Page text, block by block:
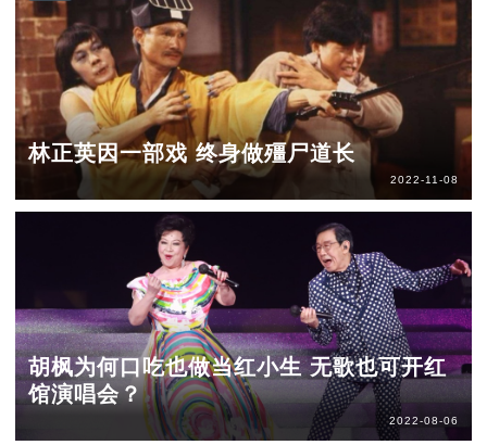
林正英因一部戏 终身做殭尸道长
2022-11-08
胡枫为何口吃也做当红小生 无歌也可开红
馆演唱会？
2022-08-06